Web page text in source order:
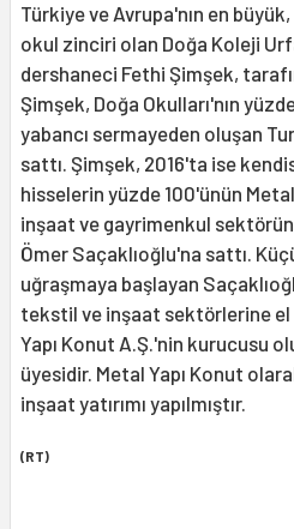
Türkiye ve Avrupa'nın en
okul zinciri olan Doğa Koleji
dershaneci Fethi Şimşek,
Şimşek, Doğa Okulları'nın
yabancı sermayeden oluşan
sattı. Şimşek, 2016'ta ise
hisselerin yüzde 100'ünün
inşaat ve gayrimenkul
Ömer Saçaklıoğlu'na sattı.
uğraşmaya başlayan
tekstil ve inşaat sektörlerine el
Yapı Konut A.Ş.'nin kurucusu
üyesidir. Metal Yapı Konut
inşaat yatırımı yapılmıştır.
(RT)